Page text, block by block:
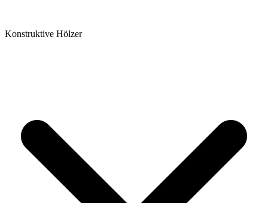
Konstruktive Hölzer